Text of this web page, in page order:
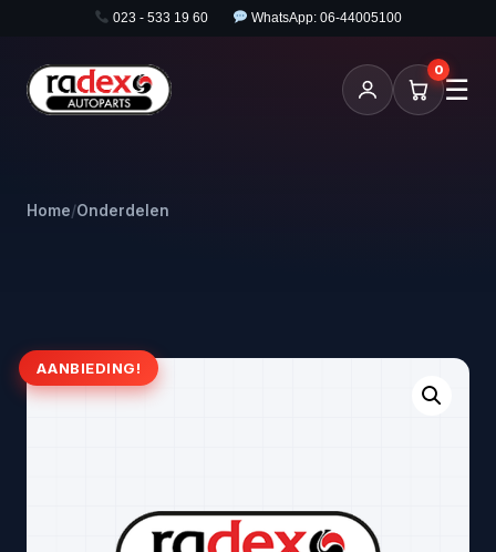
023 - 533 19 60 WhatsApp: 06-44005100
0
☰
Home/Onderdelen
AANBIEDING!